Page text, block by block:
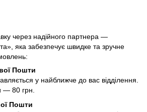
через надійного партнера —
яка забезпечує швидке та зручне
Пошти
у найближче до вас відділення.
— 80 грн.
Пошти